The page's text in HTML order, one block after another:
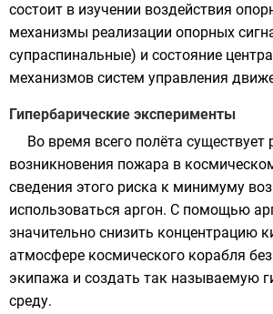
состоит в изучении воздействия
механизмы реализации опорных
супраспинальные) и состояние
механизмов систем управления
Гипербарические эксперименты
Во время всего полёта существует
возникновения пожара в
сведения этого риска к минимуму
использоваться аргон. С помощью
значительно снизить концентрацию
атмосфере космического корабля
экипажа и создать так называемую
среду.